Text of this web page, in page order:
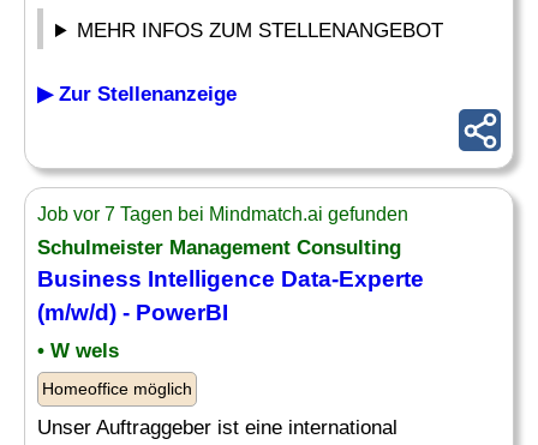
MEHR INFOS ZUM STELLENANGEBOT
▶ Zur Stellenanzeige
Job vor 7 Tagen bei Mindmatch.ai gefunden
Schulmeister Management Consulting
Business Intelligence Data-Experte
(m/w/d) - PowerBI
• W wels
Homeoffice möglich
Unser Auftraggeber ist eine international